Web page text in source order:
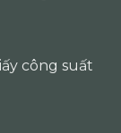
công suất